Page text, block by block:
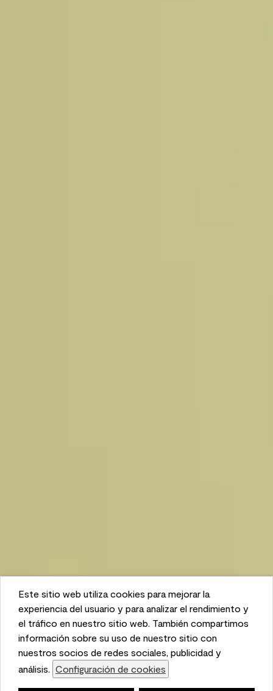
This website uses cookies to enhance user experience
and to analyze performance and traffic on our website.
We also share information about your use of our site
with our social media, advertising, and analytics
partners. Cookie Settings
Este sitio web utiliza cookies para mejorar la
experiencia del usuario y para analizar el rendimiento y
el tráfico en nuestro sitio web. También compartimos
información sobre su uso de nuestro sitio con
nuestros socios de redes sociales, publicidad y
análisis. Configuración de cookies